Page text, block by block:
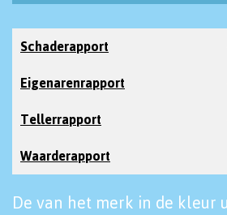
Schaderapport
Eigenarenrapport
Tellerrapport
Waarderapport
De van het merk in de kleur